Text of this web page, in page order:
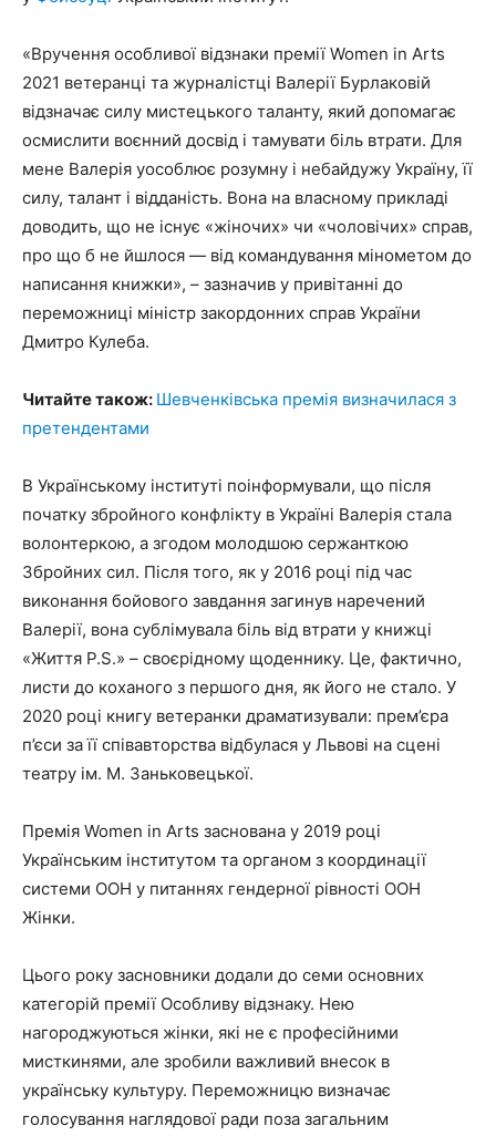
«Вручення особливої відзнаки премії Women in Arts
2021 ветеранці та журналістці Валерії Бурлаковій
відзначає силу мистецького таланту, який допомагає
осмислити воєнний досвід і тамувати біль втрати. Для
мене Валерія уособлює розумну і небайдужу Україну, її
силу, талант і відданість. Вона на власному прикладі
доводить, що не існує «жіночих» чи «чоловічих» справ,
про що б не йшлося — від командування мінометом до
написання книжки», – зазначив у привітанні до
переможниці міністр закордонних справ України
Дмитро Кулеба.
Читайте також: Шевченківська премія визначилася з
претендентами
В Українському інституті поінформували, що після
початку збройного конфлікту в Україні Валерія стала
волонтеркою, а згодом молодшою сержанткою
Збройних сил. Після того, як у 2016 році під час
виконання бойового завдання загинув наречений
Валерії, вона сублімувала біль від втрати у книжці
«Життя P.S.» – своєрідному щоденнику. Це, фактично,
листи до коханого з першого дня, як його не стало. У
2020 році книгу ветеранки драматизували: прем’єра
п’єси за її співавторства відбулася у Львові на сцені
театру ім. М. Заньковецької.
Премія Women in Arts заснована у 2019 році
Українським інститутом та органом з координації
системи ООН у питаннях гендерної рівності ООН
Жінки.
Цього року засновники додали до семи основних
категорій премії Особливу відзнаку. Нею
нагороджуються жінки, які не є професійними
мисткинями, але зробили важливий внесок в
українську культуру. Переможницю визначає
голосування наглядової ради поза загальним